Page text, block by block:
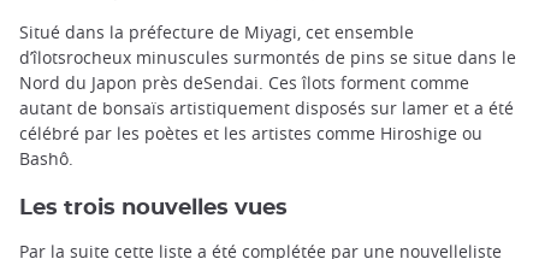
Situé dans la préfecture de Miyagi, cet ensemble
d’îlotsrocheux minuscules surmontés de pins se situe dans le
Nord du Japon près deSendai. Ces îlots forment comme
autant de bonsaïs artistiquement disposés sur lamer et a été
célébré par les poètes et les artistes comme Hiroshige ou
Bashô.
Les trois nouvelles vues
Par la suite cette liste a été complétée par une nouvelleliste